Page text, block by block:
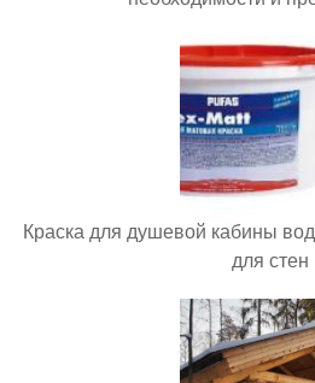
Краска для душевой кабины
для стен